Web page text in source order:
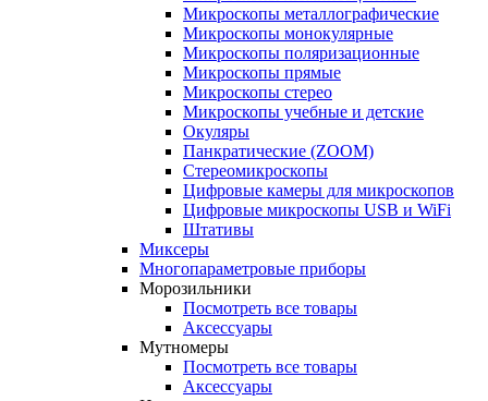
Микроскопы металлографические
Микроскопы монокулярные
Микроскопы поляризационные
Микроскопы прямые
Микроскопы стерео
Микроскопы учебные и детские
Окуляры
Панкратические (ZOOM)
Стереомикроскопы
Цифровые камеры для микроскопов
Цифровые микроскопы USB и WiFi
Штативы
Миксеры
Многопараметровые приборы
Морозильники
Посмотреть все товары
Аксессуары
Мутномеры
Посмотреть все товары
Аксессуары